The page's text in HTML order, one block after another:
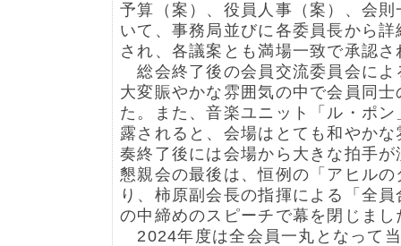
予算（案）、役員人事（案）、会
いて、事務局並びに各委員長から
され、各議案とも満場一致で承認
総会終了後の会員交流委員会によ
大変賑やかな雰囲気の中で会員同
た。また、音楽ユニット「ル・ポ
露されると、会場はとても和やか
奏終了後には会場から大きな拍手
懇親会の最後は、恒例の「アヒル
り、柿原副会長の指揮による「全
の中締めのスピーチで幕を閉じまし
2024年度は全会員一丸となって